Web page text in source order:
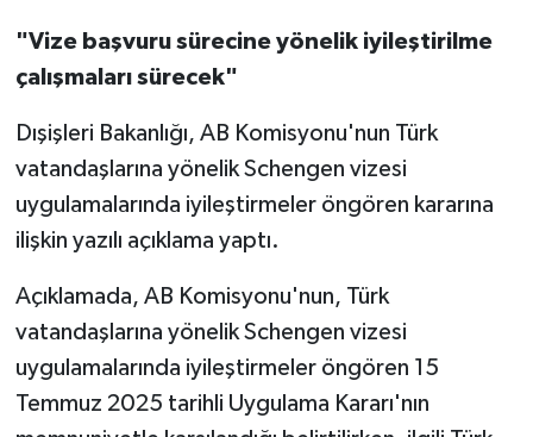
"Vize başvuru sürecine yönelik iyileştirilme
çalışmaları sürecek"
Dışişleri Bakanlığı, AB Komisyonu'nun Türk
vatandaşlarına yönelik Schengen vizesi
uygulamalarında iyileştirmeler öngören kararına
ilişkin yazılı açıklama yaptı.
Açıklamada, AB Komisyonu'nun, Türk
vatandaşlarına yönelik Schengen vizesi
uygulamalarında iyileştirmeler öngören 15
Temmuz 2025 tarihli Uygulama Kararı'nın